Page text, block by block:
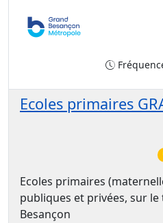
Ecoles primaires
Ecoles primaires
publiques et privées, sur
Besançon